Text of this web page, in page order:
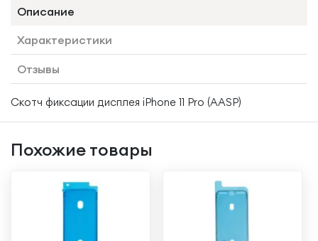
Описание
Характеристики
Отзывы
Скотч фиксации дисплея iPhone 11 Pro (AASP)
Похожие товары